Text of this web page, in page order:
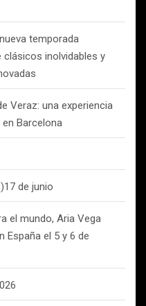
temporada
inolvidables y
Veraz: una experiencia
Barcelona
de junio
el mundo, Aria Vega
España el 5 y 6 de